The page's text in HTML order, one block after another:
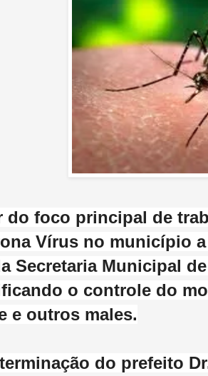
do foco principal de
Vírus no município
Secretaria Municipal
o controle do
e outros males.
do prefeito